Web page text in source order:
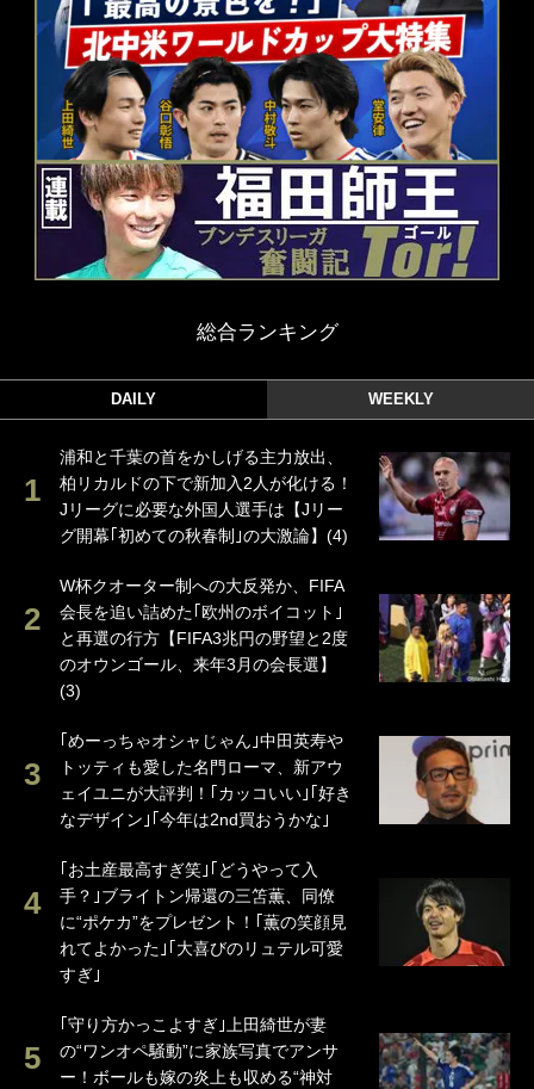
総合ランキング
DAILY WEEKLY
浦和と千葉の首をかしげる主力放出、
柏リカルドの下で新加入2人が化ける！
Jリーグに必要な外国人選手は【Jリー
グ開幕｢初めての秋春制｣の大激論】(4)
W杯クオーター制への大反発か、FIFA
会長を追い詰めた｢欧州のボイコット｣
と再選の行方【FIFA3兆円の野望と2度
のオウンゴール、来年3月の会長選】
(3)
｢めーっちゃオシャじゃん｣中田英寿や
トッティも愛した名門ローマ、新アウ
ェイユニが大評判！｢カッコいい｣｢好き
なデザイン｣｢今年は2nd買おうかな｣
｢お土産最高すぎ笑｣｢どうやって入
手？｣ブライトン帰還の三笘薫、同僚
に“ポケカ”をプレゼント！｢薫の笑顔見
れてよかった｣｢大喜びのリュテル可愛
すぎ｣
｢守り方かっこよすぎ｣上田綺世が妻
の“ワンオペ騒動”に家族写真でアンサ
ー！ボールも嫁の炎上も収める“神対